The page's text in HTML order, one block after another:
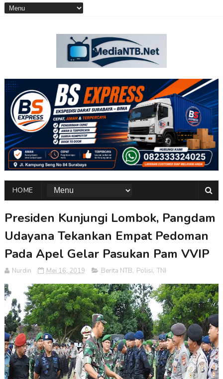
HOME
Presiden Kunjungi Lombok, Pangdam
Udayana Tekankan Empat Pedoman
Pada Apel Gelar Pasukan Pam VVIP
Nurdin Mei 16, 2019 Berita NTB, Polisi, TNI